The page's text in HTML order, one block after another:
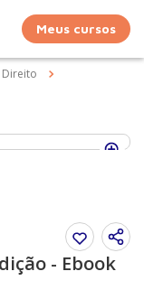
Meus cursos
Direito
- Ebook